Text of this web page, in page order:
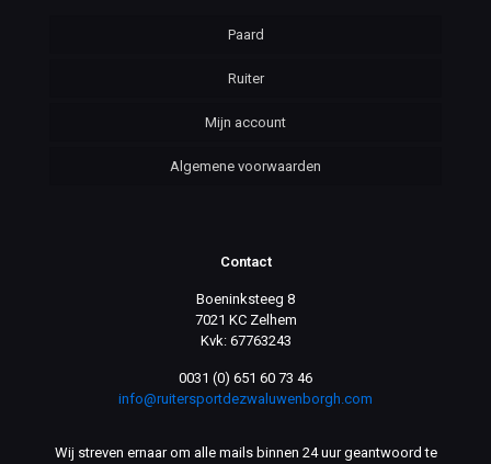
Paard
Ruiter
Mijn account
Algemene voorwaarden
Contact
Boeninksteeg 8
7021 KC Zelhem
Kvk: 67763243
0031 (0) 651 60 73 46
info@ruitersportdezwaluwenborgh.com
Wij streven ernaar om alle mails binnen 24 uur geantwoord te